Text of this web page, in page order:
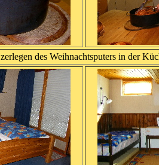
zerlegen des Weihnachtsputers in der